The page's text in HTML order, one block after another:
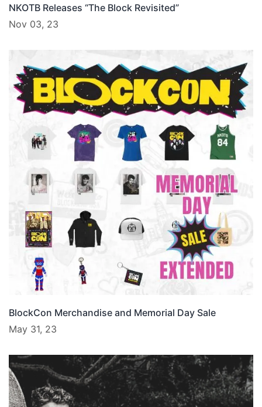
NKOTB Releases “The Block Revisited”
Nov 03, 23
BlockCon Merchandise and Memorial Day Sale
May 31, 23